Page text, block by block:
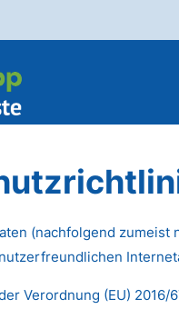
(nachfolgend
Verordnung (EU)